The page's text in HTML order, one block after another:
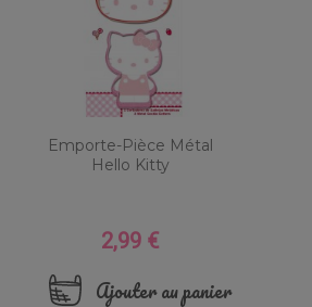
Emporte-Pièce Métal
Hello Kitty
Prix
2,99 €
Ajouter au panier